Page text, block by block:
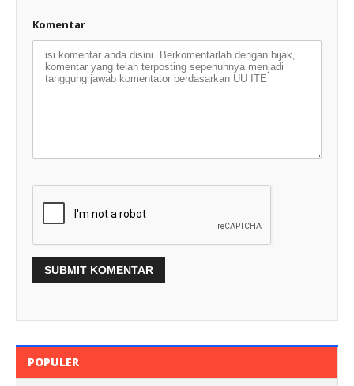
Komentar
POPULER